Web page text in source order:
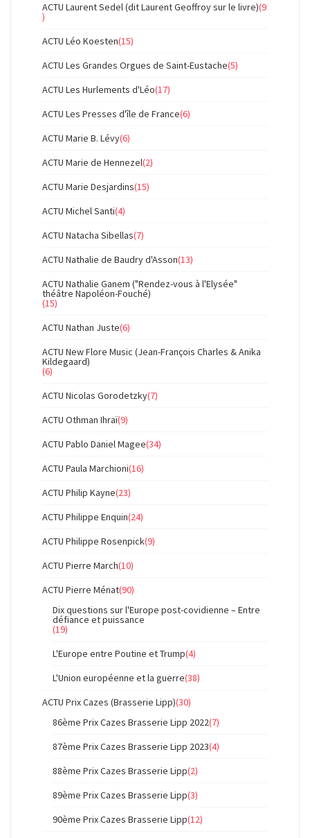
ACTU Laurent Sedel (dit Laurent Geoffroy sur le livre)(9
)
ACTU Léo Koesten(15)
ACTU Les Grandes Orgues de Saint-Eustache(5)
ACTU Les Hurlements d'Léo(17)
ACTU Les Presses d'île de France(6)
ACTU Marie B. Lévy(6)
ACTU Marie de Hennezel(2)
ACTU Marie Desjardins(15)
ACTU Michel Santi(4)
ACTU Natacha Sibellas(7)
ACTU Nathalie de Baudry d'Asson(13)
ACTU Nathalie Ganem ("Rendez-vous à l'Elysée"
théâtre Napoléon-Fouché)
(15)
ACTU Nathan Juste(6)
ACTU New Flore Music (Jean-François Charles & Anika
Kildegaard)
(6)
ACTU Nicolas Gorodetzky(7)
ACTU Othman Ihraï(9)
ACTU Pablo Daniel Magee(34)
ACTU Paula Marchioni(16)
ACTU Philip Kayne(23)
ACTU Philippe Enquin(24)
ACTU Philippe Rosenpick(9)
ACTU Pierre March(10)
ACTU Pierre Ménat(90)
Dix questions sur l'Europe post-covidienne – Entre
défiance et puissance
(19)
L'Europe entre Poutine et Trump(4)
L'Union européenne et la guerre(38)
ACTU Prix Cazes (Brasserie Lipp)(30)
86ème Prix Cazes Brasserie Lipp 2022(7)
87ème Prix Cazes Brasserie Lipp 2023(4)
88ème Prix Cazes Brasserie Lipp(2)
89ème Prix Cazes Brasserie Lipp(3)
90ème Prix Cazes Brasserie Lipp(12)